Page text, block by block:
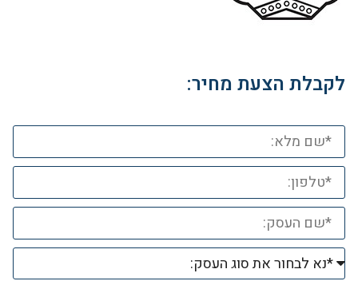
לקבלת הצעת מחיר: